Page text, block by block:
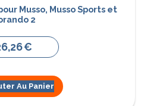
Musso, Musso Sports et
2
€
Au Panier